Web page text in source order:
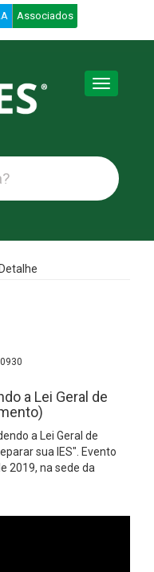
Associados
Toggle
Detalhe
a Lei Geral de
a Lei Geral de
sua IES". Evento
2019, na sede da